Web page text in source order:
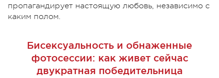
пропагандирует настоящую любовь, независимо с
каким полом.
Бисексуальность и обнаженные
фотосессии: как живет сейчас
двукратная победительница